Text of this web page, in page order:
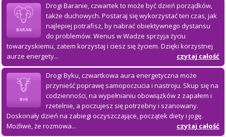
BARAN
Drogi Baranie, czwartek to może być dzień porządków,
także duchowych. Postaraj się wykorzystać ten czas, jak
najlepiej potrafisz, by nabrać obiektywnego dystansu
do problemów. Wenus w Wadze sprzyja życiu
towarzyskiemu, zatem korzystaj i ciesz się życiem. Dzięki korzystnej
aurze energety...
czytaj całość
BYK
Drogi Byku, czwartkowa aura energetyczna może
przynieść poprawę samopoczucia i nastroju. Skup się na
codzienności, na wypełnianiu obowiązków z zapałem i
rzetelnie, a poczujesz się potrzebny i szanowany.
Doskonały dzień na zabiegi oczyszczające, początek diety i jogę.
Możliwe, że rozmowa...
czytaj całość